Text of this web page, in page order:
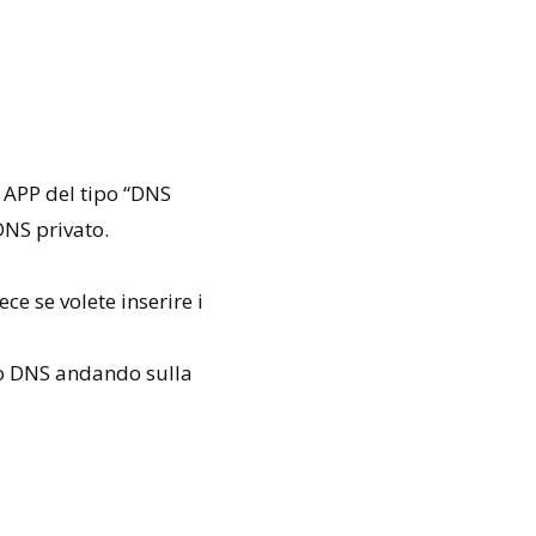
del tipo “DNS
privato.
se volete inserire i
andando sulla